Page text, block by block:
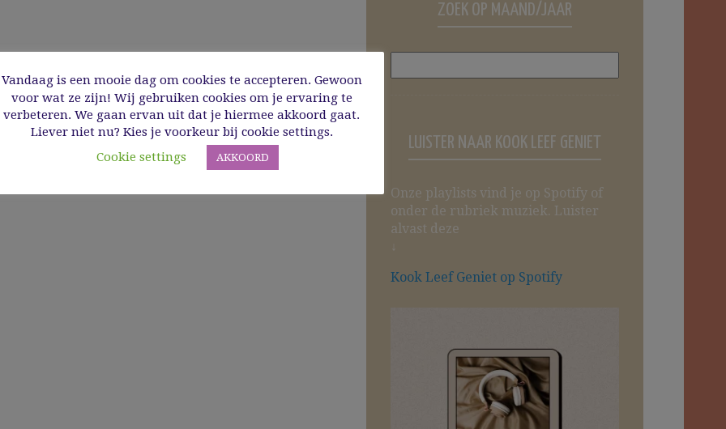
ZOEK OP MAAND/JAAR
LUISTER NAAR KOOK LEEF GENIET
Onze playlists vind je op Spotify of
onder de rubriek muziek. Luister
alvast deze
↓
Kook Leef Geniet op Spotify
Vandaag is een mooie dag om cookies te accepteren. Gewoon
voor wat ze zijn! Wij gebruiken cookies om je ervaring te
verbeteren. We gaan ervan uit dat je hiermee akkoord gaat.
Liever niet nu? Kies je voorkeur bij cookie settings.
Cookie settings
AKKOORD